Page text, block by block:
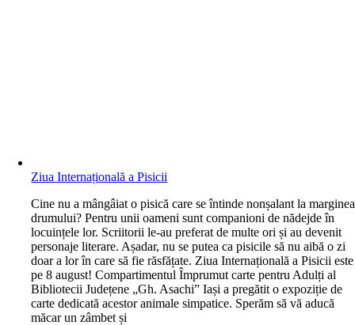
Ziua Internațională a Pisicii
Cine nu a mângâiat o pisică care se întinde nonșalant la marginea
drumului? Pentru unii oameni sunt companioni de nădejde în
locuințele lor. Scriitorii le-au preferat de multe ori și au devenit
personaje literare. Așadar, nu se putea ca pisicile să nu aibă o zi
doar a lor în care să fie răsfățate. Ziua Internațională a Pisicii este
pe 8 august! Compartimentul Împrumut carte pentru Adulți al
Bibliotecii Județene „Gh. Asachi” Iași a pregătit o expoziție de
carte dedicată acestor animale simpatice. Sperăm să vă aducă
măcar un zâmbet și